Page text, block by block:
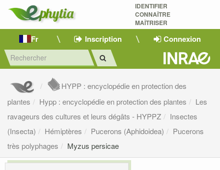
IDENTIFIER
CONNAÎTRE
MAÎTRISER
Fr Inscription Connexion
HYPP : encyclopédie en protection des
plantes
Hypp : encyclopédie en protection des plantes
Les
ravageurs des cultures et leurs dégâts - HYPPZ
Insectes
(Insecta)
Hémiptères Pucerons (Aphidoidea)
Pucerons
très polyphages
Myzus persicae